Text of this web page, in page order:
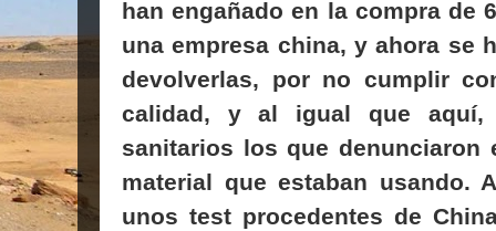
han engañado en la compra de
una empresa china, y ahora se
devolverlas, por no cumplir
calidad, y al igual que aquí,
sanitarios los que denunciaron
material que estaban usando.
unos test procedentes de